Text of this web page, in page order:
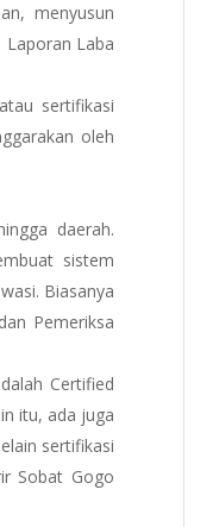
menyusun
Laba
sertifikasi
oleh
daerah.
sistem
Biasanya
Pemeriksa
Certified
itu, ada juga
sertifikasi
Sobat Gogo